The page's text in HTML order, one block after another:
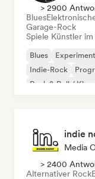
> 2900
Blues
Garage-Rock
Spiele Künstler im
Blues
Indie-Rock
Rock & Roll /
indie
Media
> 2400
Alternativer Rock